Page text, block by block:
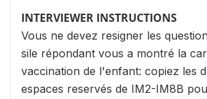
INTERVIEWER INSTRUCTIONS
Vous ne devez resigner les
sile répondant vous a montré la
vaccination de l'enfant: copiez les
espaces reservés de IM2-IM8B